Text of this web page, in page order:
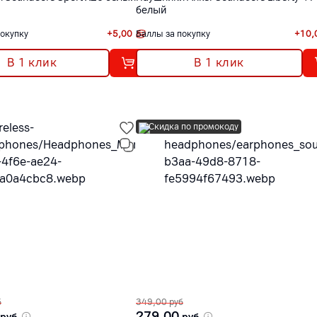
+5,00
В 1 клик
белый
Баллы за покупку +
В 1 клик
Скидка по промокоду
349,00 руб